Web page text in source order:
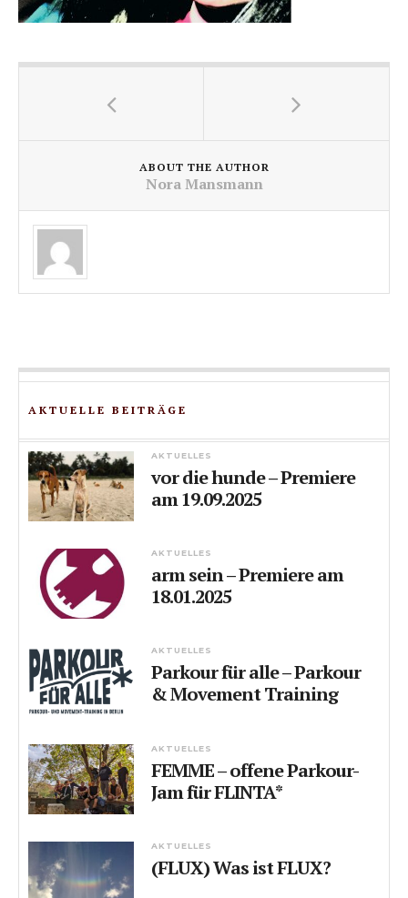
ABOUT THE AUTHOR
Nora Mansmann
AKTUELLE BEITRÄGE
AKTUELLES
vor die hunde – Premiere
am 19.09.2025
AKTUELLES
arm sein – Premiere am
18.01.2025
AKTUELLES
Parkour für alle – Parkour
& Movement Training
AKTUELLES
FEMME – offene Parkour-
Jam für FLINTA*
AKTUELLES
(FLUX) Was ist FLUX?